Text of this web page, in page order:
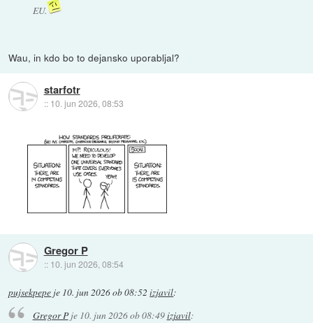
EU.
Wau, in kdo bo to dejansko uporabljal?
starfotr
:: 10. jun 2026, 08:53
Gregor P
:: 10. jun 2026, 08:54
pujsekpepe je 10. jun 2026 ob 08:52 izjavil:
Gregor Pje 10. jun 2026 ob 08:49izjavil: